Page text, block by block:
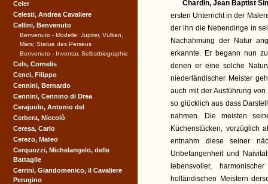
Chardin, Jean Baptist
ersten Unterricht in der
der ihn die Nebendinge in
Nachahmung der Natur
erkannte. Er begann nun
denen er eine solche
niederländischer Meister
auch mit der Ausführung
so glücklich aus dass
nahmen. Die meisten
Küchenstücken, vorzüglich
entnahm diese seiner
Unbefangenheit und
lebensvoller,
holländischen Meistern
Celer
Celesti, Andrea Cavaliere
Cellini, Benvenuto
Benvenuto - Modelle: Jupiter, Vulkan,
Mars; Statue des Perseus
Benvenuto - Inventar, Selbstbiographie
Cels, Cornelis
Cenci, Filippo
Cennini, Bernardo
Cennini, Cennino di Drea
Cerajuolo, Antonio del
Cerbera, Niccolò
Ceresa, Carlo
Cerezo, Mateo
Cerquozzi, Michelangelo, delle
Battaglie
Cerrini, Giandomenico, il Cavaliere
Perugino